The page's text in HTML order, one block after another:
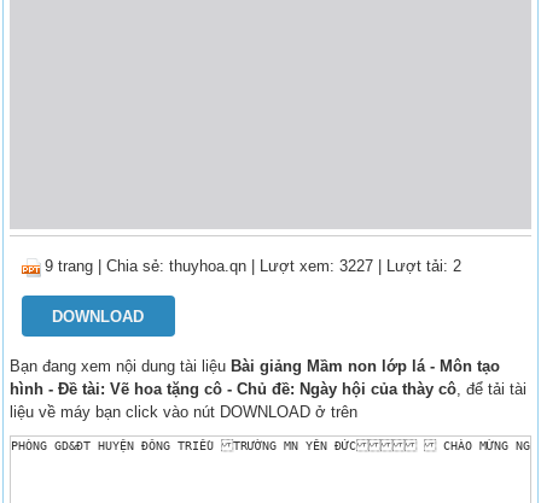
9 trang |Chia sẻ:thuyhoa.qn | Lượt xem: 3227 | Lượt tải: 2
DOWNLOAD
Bạn đang xem nội dung tài liệu Bài giảng Mầm non lớp lá - Môn tạo
hình - Đề tài: Vẽ hoa tặng cô - Chủ đề: Ngày hội của thày cô, để tải tài
liệu về máy bạn click vào nút DOWNLOAD ở trên
PHÒNG GD&ĐT HUYỆN ĐÔNG TRIỀU TRƯỜNG MN YÊN ĐỨC